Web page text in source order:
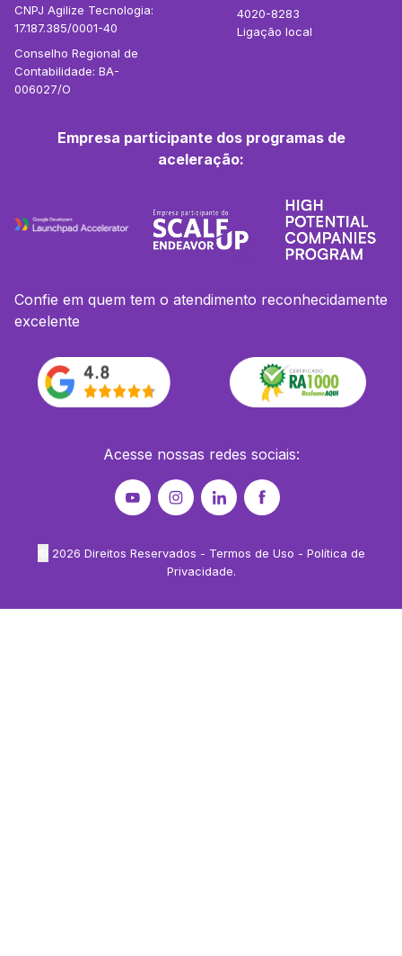
CNPJ Agilize Tecnologia:
17.187.385/0001-40
Conselho Regional de
Contabilidade: BA-
006027/O
4020-8283
Ligação local
Empresa participante dos programas de
aceleração:
Confie em quem tem o atendimento reconhecidamente
excelente
Acesse nossas redes sociais:
2026 Direitos Reservados - Termos de Uso - Política de
Privacidade.